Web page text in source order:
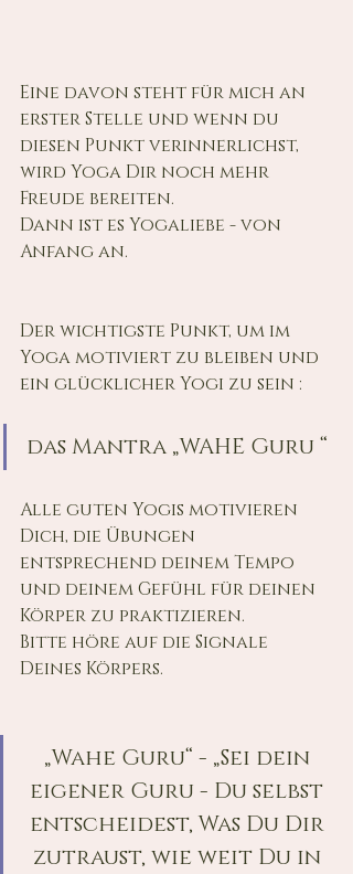
Eine davon steht für mich an
erster Stelle und wenn du
diesen Punkt verinnerlichst,
wird Yoga Dir noch mehr
Freude bereiten.
Dann ist es Yogaliebe - von
Anfang an.
Der wichtigste Punkt, um im
Yoga motiviert zu bleiben und
ein glücklicher Yogi zu sein :
das Mantra „WAHE Guru “
Alle guten Yogis motivieren
Dich, die Übungen
entsprechend deinem Tempo
und deinem Gefühl für deinen
Körper zu praktizieren.
Bitte höre auf die Signale
Deines Körpers.
„Wahe Guru“ - „Sei dein
eigener Guru - Du selbst
entscheidest, Was Du Dir
zutraust, wie weit Du in